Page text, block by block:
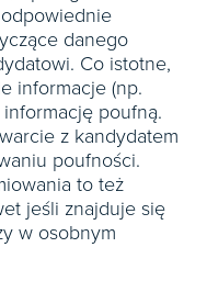
danego
Co istotne,
informacje (np.
poufną.
z kandydatem
poufności.
to też
jeśli znajduje się
w osobnym